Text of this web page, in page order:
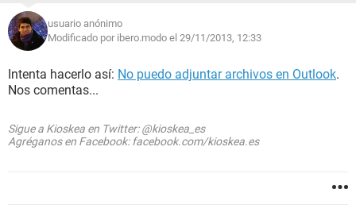
usuario anónimo
Modificado por ibero.modo el 29/11/2013, 12:33
Intenta hacerlo así: No puedo adjuntar archivos en Outlook.
Nos comentas...
Sigue a Kioskea en Twitter: @kioskea_es
Agréganos en Facebook: facebook.com/kioskea.es